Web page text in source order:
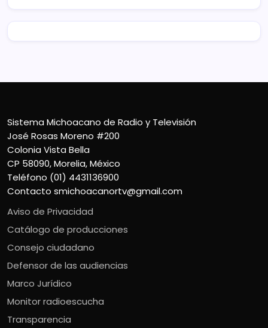
Sistema Michoacano de Radio y Televisión
José Rosas Moreno #200
Colonia Vista Bella
CP 58090, Morelia, México
Teléfono (01) 4431136900
Contacto smichoacanortv@gmail.com
Aviso de Privacidad
Catálogo de producciones
Consejo ciudadano
Defensor de las audiencias
Marco Jurídico
Monitor radioescucha
Transparencia